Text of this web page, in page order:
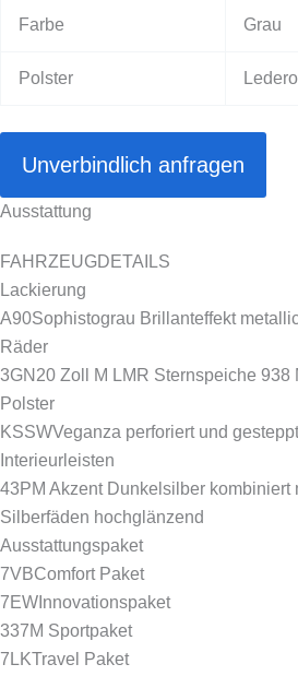
Farbe Grau
Polster
Unverbindlich anfragen
Ausstattung
FAHRZEUGDETAILS
Lackierung
A90Sophistograu Brillanteffekt
Räder
3GN 20 Zoll M LMR Sternspeiche 938
Polster
KSSWVeganza perforiert und
Interieurleisten
43PM Akzent Dunkelsilber kombiniert
Silberfäden hochglänzend
Ausstattungspaket
7VBComfort Paket
7EW Innovationspaket
337M Sportpaket
7LKTravel Paket